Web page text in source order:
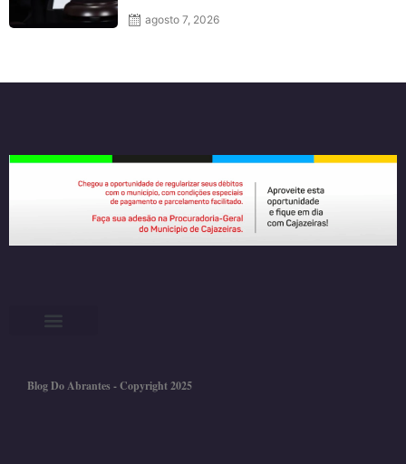
agosto 7, 2026
Blog Do Abrantes - Copyright 2025